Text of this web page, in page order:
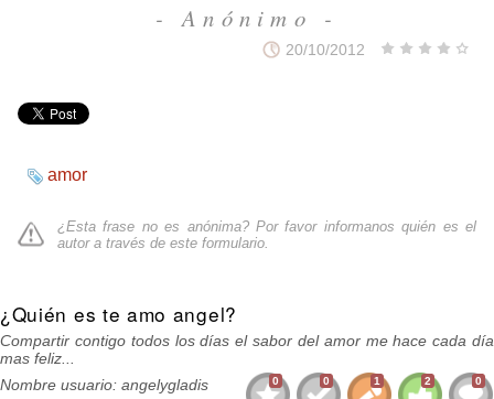
- Anónimo -
20/10/2012
amor
¿Esta frase no es anónima? Por favor informanos quién es el
autor a través de este formulario
¿Quién es te amo angel?
Compartir contigo todos los días el sabor del amor me hace cada día
mas feliz...
0 0 1 2 0
Nombre usuario: angelygladis